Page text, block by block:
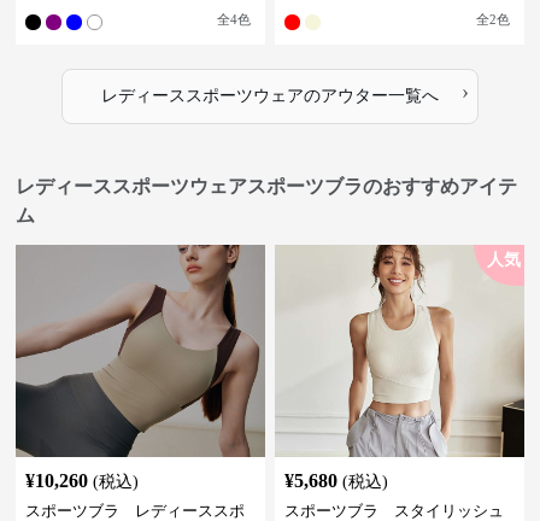
全4色 全2色
レディーススポーツウェアのアウター一覧へ ›
レディーススポーツウェアスポーツブラのおすすめアイテ
ム
¥10,260 (税込)
スポーツブラ レディーススポ
人気
¥5,680 (税込)
スポーツブラ スタイリッシュ